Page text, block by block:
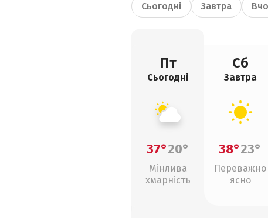
Сьогодні Завтра
Пт
Сьогодні
37°20°
Мінлива
хмарність
Сб
Завтра
38°23°
Переважно
ясно